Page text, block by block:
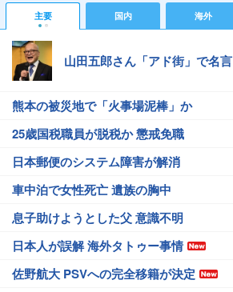
主要 国内 海外
山田五郎さん「アド街」で名言
熊本の被災地で「火事場泥棒」か
25歳国税職員が脱税か 懲戒免職
日本郵便のシステム障害が解消
車中泊で女性死亡 遺族の胸中
息子助けようとした父 意識不明
日本人が誤解 海外タトゥー事情
佐野航大 PSVへの完全移籍が決定